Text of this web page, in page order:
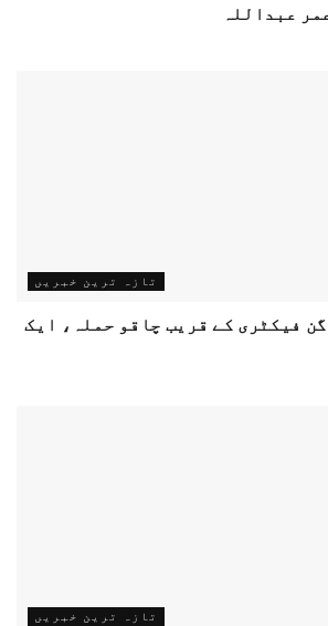
عبداللہ
تازہ ترین خبریں
فیکٹری کے قریب چاقو حملہ، ایک
تازہ ترین خبریں